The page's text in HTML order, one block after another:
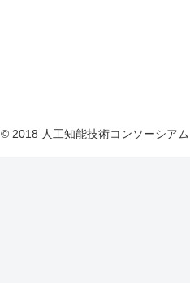
© 2018 人工知能技術コンソーシア